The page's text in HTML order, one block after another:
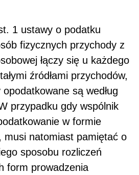
1 ustawy o podatku
fizycznych przychody z
łączy się u każdego
źródłami przychodów,
są według
przypadku gdy wspólnik
w formie
musi natomiast pamiętać o
sposobu rozliczeń
form prowadzenia